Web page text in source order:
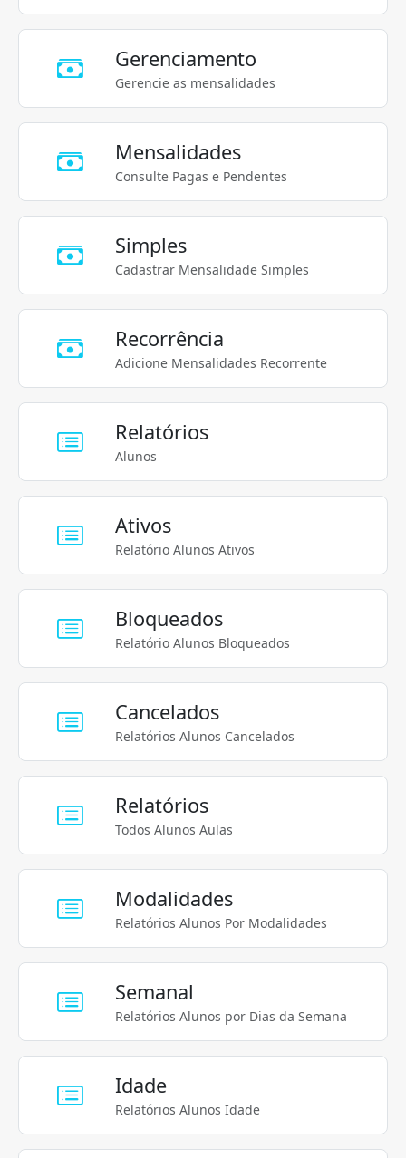
Gerenciamento
Gerencie as mensalidades
Mensalidades
Consulte Pagas e Pendentes
Simples
Cadastrar Mensalidade Simples
Recorrência
Adicione Mensalidades Recorrente
Relatórios
Alunos
Ativos
Relatório Alunos Ativos
Bloqueados
Relatório Alunos Bloqueados
Cancelados
Relatórios Alunos Cancelados
Relatórios
Todos Alunos Aulas
Modalidades
Relatórios Alunos Por Modalidades
Semanal
Relatórios Alunos por Dias da Semana
Idade
Relatórios Alunos Idade